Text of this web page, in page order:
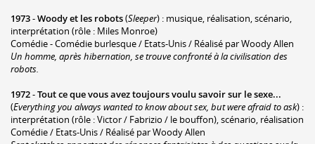
1973-Woody et les robots(Sleeper) : musique, réalisation, scénario,
interprétation (rôle : Miles Monroe)
Comédie - Comédie burlesque / Etats-Unis / Réalisé par Woody Allen
Un homme, après hibernation, se trouve confronté à la civilisation des
robots.
1972-Tout ce que vous avez toujours voulu savoir sur le sexe...
(Everything you always wanted to know about sex, but were afraid to ask) :
interprétation (rôle : Victor / Fabrizio / le bouffon), scénario, réalisation
Comédie / Etats-Unis / Réalisé par Woody Allen